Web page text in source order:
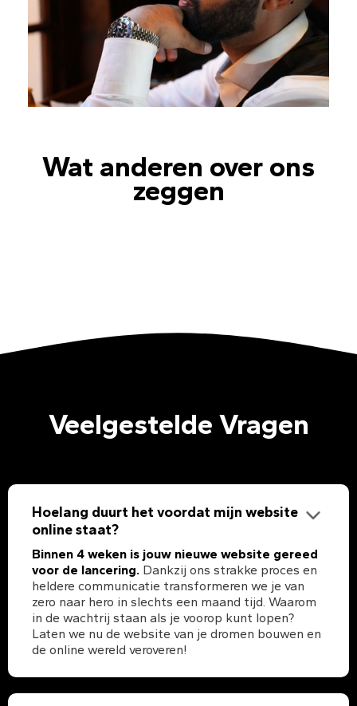
Wat anderen over ons
zeggen
Veelgestelde Vragen
Hoelang duurt het voordat mijn website
online staat?
Binnen 4 weken is jouw nieuwe website gereed
voor de lancering. Dankzij ons strakke proces en
heldere communicatie transformeren we je van
zero naar hero in slechts een maand tijd. Waarom
in de wachtrij staan als je voorop kunt lopen?
Laten we nu de website van je dromen bouwen en
de online wereld veroveren!